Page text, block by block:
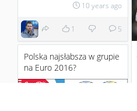
10 years ago
1 5
Polska najsłabsza w grupie
na Euro 2016?